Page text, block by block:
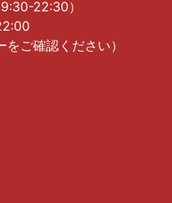
22:30）
ご確認ください）